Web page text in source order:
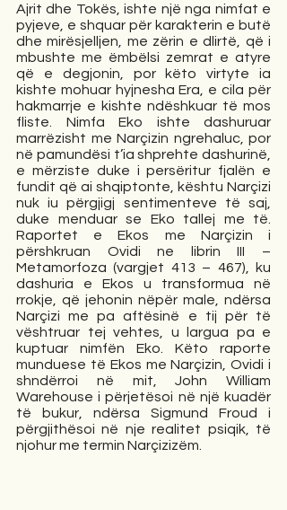
Ajrit dhe Tokës, ishte një nga nimfat e
pyjeve, e shquar për karakterin e butë
dhe mirësjelljen, me zërin e dlirtë, që i
mbushte me ëmbëlsi zemrat e atyre
që e degjonin, por këto virtyte ia
kishte mohuar hyjnesha Era, e cila për
hakmarrje e kishte ndëshkuar të mos
fliste. Nimfa Eko ishte dashuruar
marrëzisht me Narçizin ngrehaluc, por
në pamundësi t’ia shprehte dashurinë,
e mërziste duke i persëritur fjalën e
fundit që ai shqiptonte, kështu Narçizi
nuk iu përgjigj sentimenteve të saj,
duke menduar se Eko tallej me të.
Raportet e Ekos me Narçizin i
përshkruan Ovidi ne librin III –
Metamorfoza (vargjet 413 – 467), ku
dashuria e Ekos u transformua në
rrokje, që jehonin nëpër male, ndërsa
Narçizi me pa aftësinë e tij për të
vështruar tej vehtes, u largua pa e
kuptuar nimfën Eko. Këto raporte
munduese të Ekos me Narçizin, Ovidi i
shndërroi në mit, John William
Warehouse i përjetësoi në një kuadër
të bukur, ndërsa Sigmund Froud i
përgjithësoi në nje realitet psiqik, të
njohur me termin Narçizizëm.